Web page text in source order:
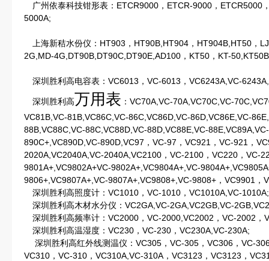
广州依泰科技钳形表：ETCR9000，ETCR-9000，ETCR5000
5000A;
上海新秸水份仪：HT903，HT90B,HT904，HT904B,HT50，
2G,MD-4G,DT90B,DT90C,DT90E,AD100，KT50，KT-
深圳胜利高电容表：VC6013，VC-6013，VC6243A,VC-
深圳胜利高万用表 ：VC70A,VC-70A,VC70C,VC-
VC81B,VC-81B,VC86C,VC-86C,VC86D,VC-86D,VC86E,VC-
88B,VC88C,VC-88C,VC88D,VC-88D,VC88E,VC-
890C+,VC890D,VC-890D,VC97，VC-97，VC921，VC-921，
2020A,VC2040A,VC-2040A,VC2100，VC-2100，VC220，VC-
9801A+,VC9802A+VC-9802A+,VC9804A+,VC-
9806+,VC9807A+,VC-9807A+,VC9808+,VC-9808+，VC9901，
深圳胜利高照度计：VC1010，VC-1010，VC1010A,VC-1010A;
深圳胜利高木材水分仪：VC2GA,VC-2GA,VC2GB,VC-
深圳胜利高频率计：VC2000，VC-2000,VC2002，VC-2002，
深圳胜利高温湿度：VC230，VC-230，VC230A,VC-230A;
深圳胜利高红外线测温仪：VC305，VC-305，VC306，VC-
VC310，VC-310，VC310A,VC-310A，VC3123，VC3123，